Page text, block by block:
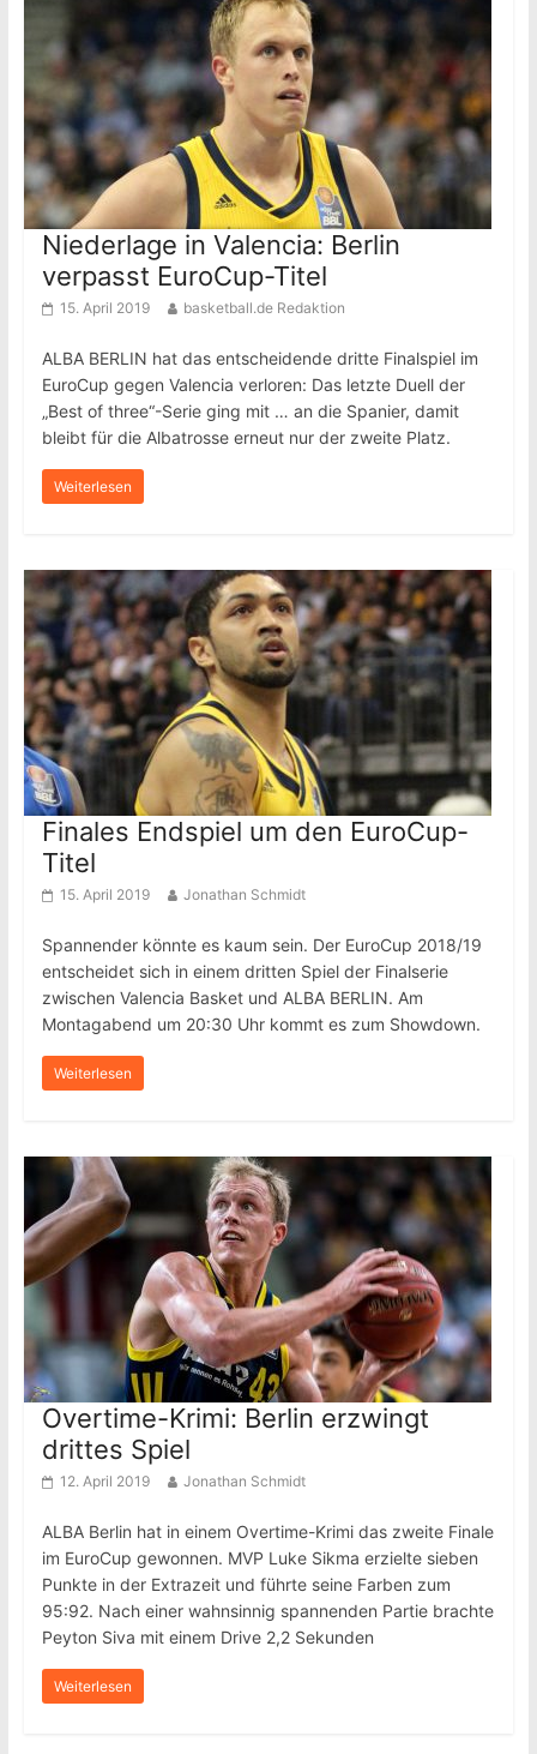
Niederlage in Valencia: Berlin
verpasst EuroCup-Titel
15. April 2019 basketball.de Redaktion
ALBA BERLIN hat das entscheidende dritte Finalspiel im
EuroCup gegen Valencia verloren: Das letzte Duell der
„Best of three“-Serie ging mit … an die Spanier, damit
bleibt für die Albatrosse erneut nur der zweite Platz.
Weiterlesen
Finales Endspiel um den EuroCup-
Titel
15. April 2019 Jonathan Schmidt
Spannender könnte es kaum sein. Der EuroCup 2018/19
entscheidet sich in einem dritten Spiel der Finalserie
zwischen Valencia Basket und ALBA BERLIN. Am
Montagabend um 20:30 Uhr kommt es zum Showdown.
Weiterlesen
Overtime-Krimi: Berlin erzwingt
drittes Spiel
12. April 2019 Jonathan Schmidt
ALBA Berlin hat in einem Overtime-Krimi das zweite Finale
im EuroCup gewonnen. MVP Luke Sikma erzielte sieben
Punkte in der Extrazeit und führte seine Farben zum
95:92. Nach einer wahnsinnig spannenden Partie brachte
Peyton Siva mit einem Drive 2,2 Sekunden
Weiterlesen